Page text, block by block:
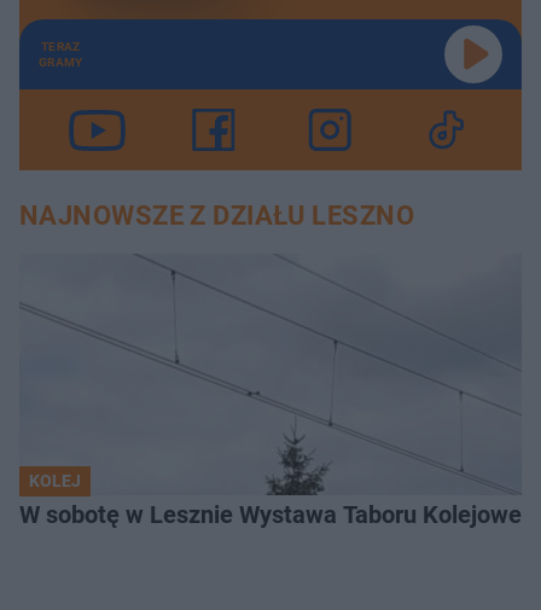
TERAZ
GRAMY
NAJNOWSZE Z DZIAŁU LESZNO
KOLEJ
W sobotę w Lesznie Wystawa Taboru